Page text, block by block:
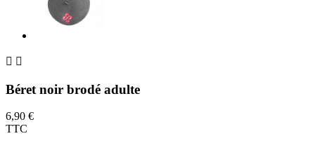
 
Béret noir brodé adulte
6,90 €
TTC